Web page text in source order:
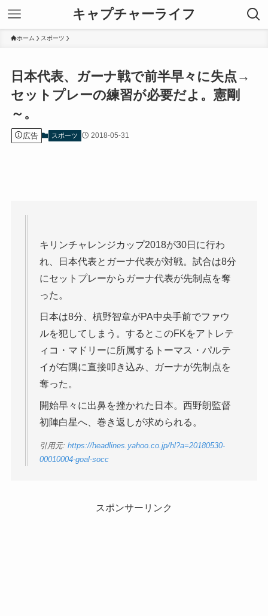
キャプチャーライフ
ホーム スポーツ
日本代表、ガーナ戦で前半早々に失点→
セットプレーの練習が必要だよ。憲剛
～。
広告 スポーツ 2018-05-31
キリンチャレンジカップ2018が30日に行わ
れ、日本代表とガーナ代表が対戦。試合は8分
にセットプレーからガーナ代表が先制点を奪
った。
日本は8分、槙野智章がPA中央手前でファウ
ルを犯してしまう。するとこのFKをアトレテ
ィコ・マドリーに所属するトーマス・パルテ
イが右隅に直接叩き込み、ガーナが先制点を
奪った。
開始早々に出鼻を挫かれた日本。西野朗監督
初陣白星へ、巻き返しが求められる。
引用元: https://headlines.yahoo.co.jp/hl?a=20180530-
00010004-goal-socc
スポンサーリンク